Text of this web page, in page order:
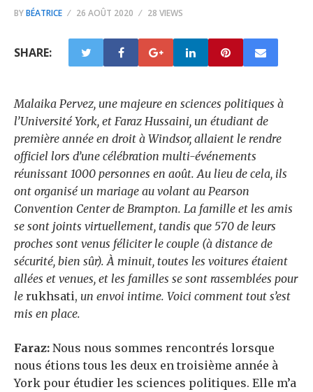
BYBÉATRICE 26 AOÛT 2020 28 VIEWS
SHARE:
Malaika Pervez, une majeure en sciences politiques à
l’Université York, et Faraz Hussaini, un étudiant de
première année en droit à Windsor, allaient le rendre
officiel lors d’une célébration multi-événements
réunissant 1000 personnes en août. Au lieu de cela, ils
ont organisé un mariage au volant au Pearson
Convention Center de Brampton. La famille et les amis
se sont joints virtuellement, tandis que 570 de leurs
proches sont venus féliciter le couple (à distance de
sécurité, bien sûr). À minuit, toutes les voitures étaient
allées et venues, et les familles se sont rassemblées pour
le rukhsati, un envoi intime. Voici comment tout s’est
mis en place.
Faraz: Nous nous sommes rencontrés lorsque
nous étions tous les deux en troisième année à
York pour étudier les sciences politiques. Elle m’a